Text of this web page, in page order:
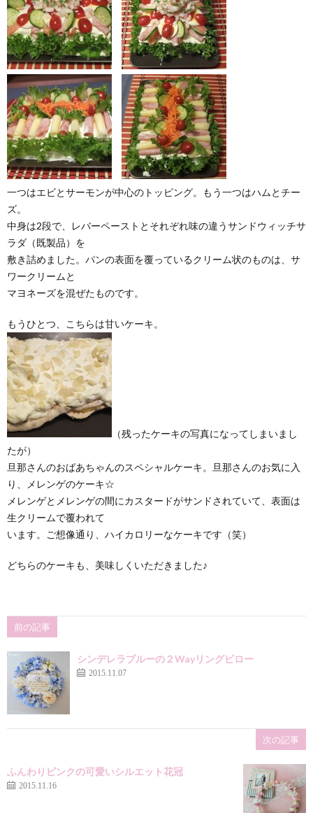
一つはエビとサーモンが中心のトッピング。もう一つはハムとチー
ズ。
中身は2段で、レバーペーストとそれぞれ味の違うサンドウィッチサ
ラダ（既製品）を
敷き詰めました。パンの表面を覆っているクリーム状のものは、サ
ワークリームと
マヨネーズを混ぜたものです。
もうひとつ、こちらは甘いケーキ。
（残ったケーキの写真になってしまいまし
たが）
旦那さんのおばあちゃんのスペシャルケーキ。旦那さんのお気に入
り、メレンゲのケーキ☆
メレンゲとメレンゲの間にカスタードがサンドされていて、表面は
生クリームで覆われて
います。ご想像通り、ハイカロリーなケーキです（笑）
どちらのケーキも、美味しくいただきました♪
前の記事
シンデレラブルーの２Wayリングピロー
2015.11.07
次の記事
ふんわりピンクの可愛いシルエット花冠
2015.11.16